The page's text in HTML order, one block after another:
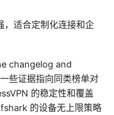
，适合定制化连接和企
changelog and
些证据指向同类榜单对
的稳定性和覆盖
的设备无上限策略